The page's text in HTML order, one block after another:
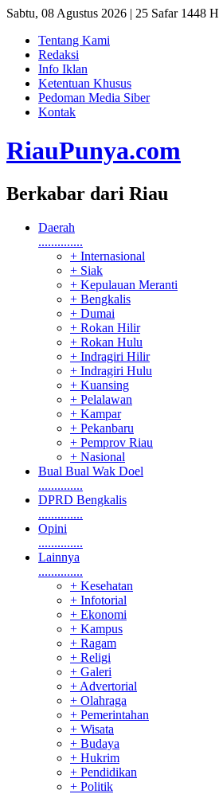
Sabtu, 08 Agustus 2026 | 25 Safar 1448 H
Tentang Kami
Redaksi
Info Iklan
Ketentuan Khusus
Pedoman Media Siber
Kontak
RiauPunya.com
Berkabar dari Riau
Daerah
..............
+ Internasional
+ Siak
+ Kepulauan Meranti
+ Bengkalis
+ Dumai
+ Rokan Hilir
+ Rokan Hulu
+ Indragiri Hilir
+ Indragiri Hulu
+ Kuansing
+ Pelalawan
+ Kampar
+ Pekanbaru
+ Pemprov Riau
+ Nasional
Bual Bual Wak Doel
..............
DPRD Bengkalis
..............
Opini
..............
Lainnya
..............
+ Kesehatan
+ Infotorial
+ Ekonomi
+ Kampus
+ Ragam
+ Religi
+ Galeri
+ Advertorial
+ Olahraga
+ Pemerintahan
+ Wisata
+ Budaya
+ Hukrim
+ Pendidikan
+ Politik